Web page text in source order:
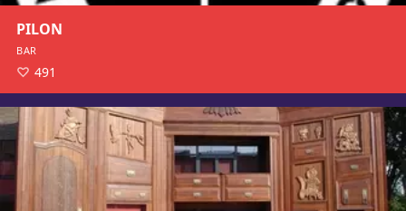
PILON
BAR
491